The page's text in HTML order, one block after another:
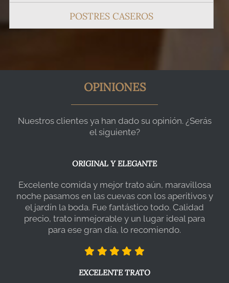
POSTRES CASEROS
OPINIONES
Nuestros clientes ya han dado su opinión. ¿Serás
el siguiente?
ORIGINAL Y ELEGANTE
Excelente comida y mejor trato aún, maravillosa
noche pasamos en las cuevas con los aperitivos y
el jardín la boda. Fue fantástico todo. Calidad
precio, trato inmejorable y un lugar ideal para
para ese gran día, lo recomiendo.
EXCELENTE TRATO